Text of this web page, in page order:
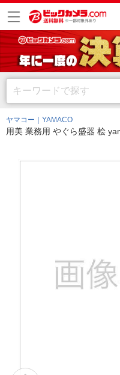
ヤマコー｜YAMACO
用美 業務用 やぐら盛器 桧